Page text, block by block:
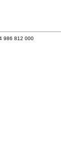
986 812 000